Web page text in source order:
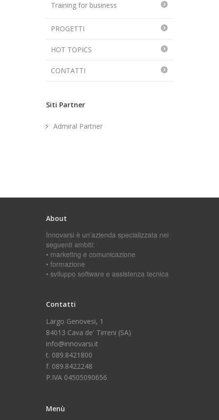
Training for business
PROGETTI
HOT TOPICS
CONTATTI
Siti Partner
Admiral Partner
About
Innovarsi è un’azienda specializzata nei
seguenti ambiti:
• marketing e comunicazione
• formazione
• sviluppo software e assistenza tecnica
Contatti
Largo Genovesi, 1
84013 Cava de' Tirreni (SA)
info@innovarsi.it
t. 089.8421800
f. 089.8422248
P.IVA 04505090656
Menù